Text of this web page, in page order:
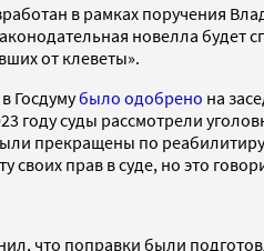
в рамках поручения
новелла будет
от клеветы».
Госдумубыло одобрено на
году суды рассмотрели
прекращены по
своих прав в суде, но это
что поправки были